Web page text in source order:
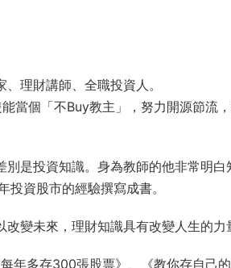
理財講師、全職投資人。
當個「不Buy教主」，努力開源節流
是投資知識。身為教師的他非常明
資股市的經驗撰寫成書。
變未來，理財知識具有改變人生的力
年多存300張股票》、《教你存自己